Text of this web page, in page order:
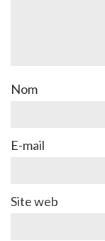
Nom
E-mail
Site web